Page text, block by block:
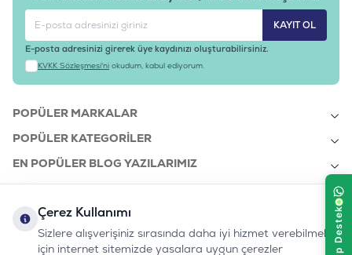
KAYIT OL
E-posta adresinizi girerek üye kaydınızı oluşturabilirsiniz.
KVKK Sözleşmesi'ni okudum, kabul ediyorum.
POPÜLER MARKALAR
POPÜLER KATEGORILER
EN POPÜLER BLOG YAZILARIMIZ
KURUMSAL
Çerez Kullanımı
Sizlere alışverişiniz sırasında daha iyi hizmet verebilmek
için internet sitemizde yasalara uygun çerezler